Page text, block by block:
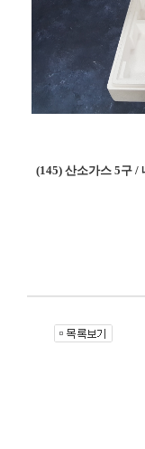
(145) 산소가스 5구 /